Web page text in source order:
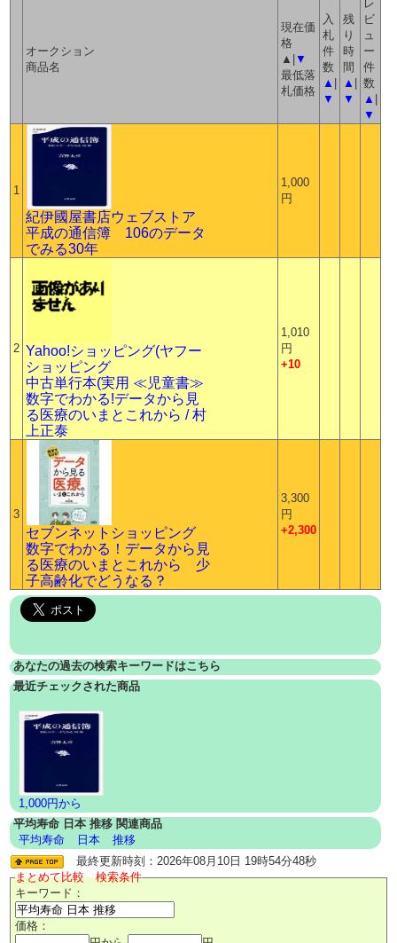
オークション
商品名
現在価
格
▲|▼
最低落
札価格
入
札
件
数
▲ |
▼
残
り
時
間
▲ |
▼
レ
ビ
ュ
ー
件
数
▲ |
▼
1
紀伊國屋書店ウェブストア
平成の通信簿 106のデータ
でみる30年
1,000
円
2 Yahoo!ショッピング(ヤフー
ショッピング
中古単行本(実用 ≪児童書≫
数字でわかる!データから見
る医療のいまとこれから / 村
上正泰
1,010
円
+10
3
セブンネットショッピング
数字でわかる！データから見
る医療のいまとこれから 少
子高齢化でどうなる？
3,300
円
+2,300
あなたの過去の検索キーワードはこちら
最近チェックされた商品
1,000円から
平均寿命 日本 推移 関連商品
平均寿命
日本
推移
最終更新時刻：2026年08月10日 19時54分48秒
まとめて比較 検索条件
キーワード：
価格：